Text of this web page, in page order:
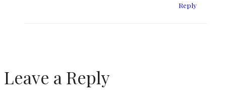
Reply
Leave a Reply